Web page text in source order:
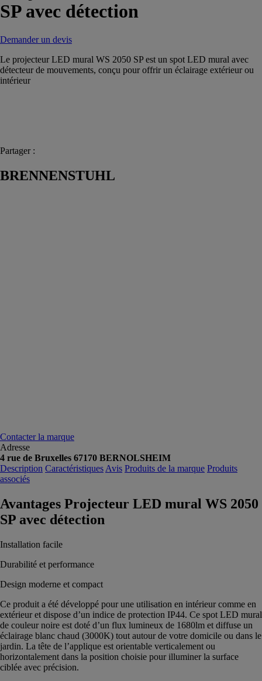
SP avec détection
Demander un devis
Le projecteur LED mural WS 2050 SP est un spot LED mural avec
détecteur de mouvements, conçu pour offrir un éclairage extérieur ou
intérieur
Partager :
BRENNENSTUHL
Contacter la marque
Adresse
4 rue de Bruxelles 67170 BERNOLSHEIM
Description Caractéristiques Avis Produits de la marque Produits
associés
Avantages Projecteur LED mural WS 2050
SP avec détection
Installation facile
Durabilité et performance
Design moderne et compact
Ce produit a été développé pour une utilisation en intérieur comme en
extérieur et dispose d’un indice de protection IP44. Ce spot LED mural
de couleur noire est doté d’un flux lumineux de 1680lm et diffuse un
éclairage blanc chaud (3000K) tout autour de votre domicile ou dans le
jardin. La tête de l’applique est orientable verticalement ou
horizontalement dans la position choisie pour illuminer la surface
ciblée avec précision.